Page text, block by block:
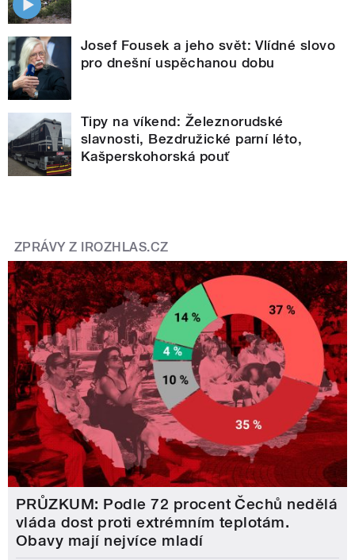
Josef Fousek a jeho svět: Vlídné slovo
pro dnešní uspěchanou dobu
Tipy na víkend: Železnorudské
slavnosti, Bezdružické parní léto,
Kašperskohorská pouť
ZPRÁVY Z IROZHLAS.CZ
PRŮZKUM: Podle 72 procent Čechů nedělá
vláda dost proti extrémním teplotám.
Obavy mají nejvíce mladí